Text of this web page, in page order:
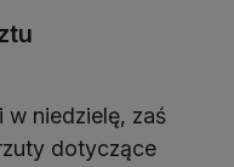
w niedzielę, zaś
dotyczące